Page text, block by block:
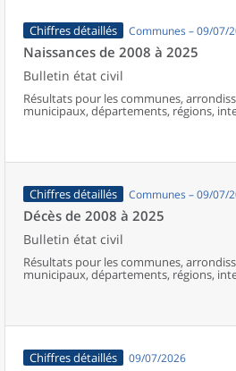
Chiffres détaillés Communes – 09/07/
Naissances de 2008 à 2025
Bulletin état civil
Résultats pour les communes,
municipaux, départements, régions,
d’emploi, bassins de vie, unités
Chiffres détaillés Communes – 09/07/
Décès de 2008 à 2025
Bulletin état civil
Résultats pour les communes,
municipaux, départements, régions,
d’emploi, bassins de vie, unités
Chiffres détaillés 09/07/2026